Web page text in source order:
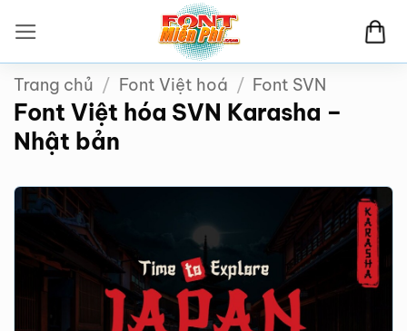
qua
nội
dung
Trang chủ / Font Việt hoá / Font SVN
Font Việt hóa SVN Karasha –
Nhật bản